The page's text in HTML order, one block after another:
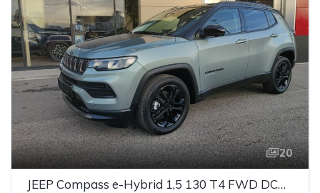
20
JEEP Compass e-Hybrid 1,5 130 T4 FWD DCT7 Upland